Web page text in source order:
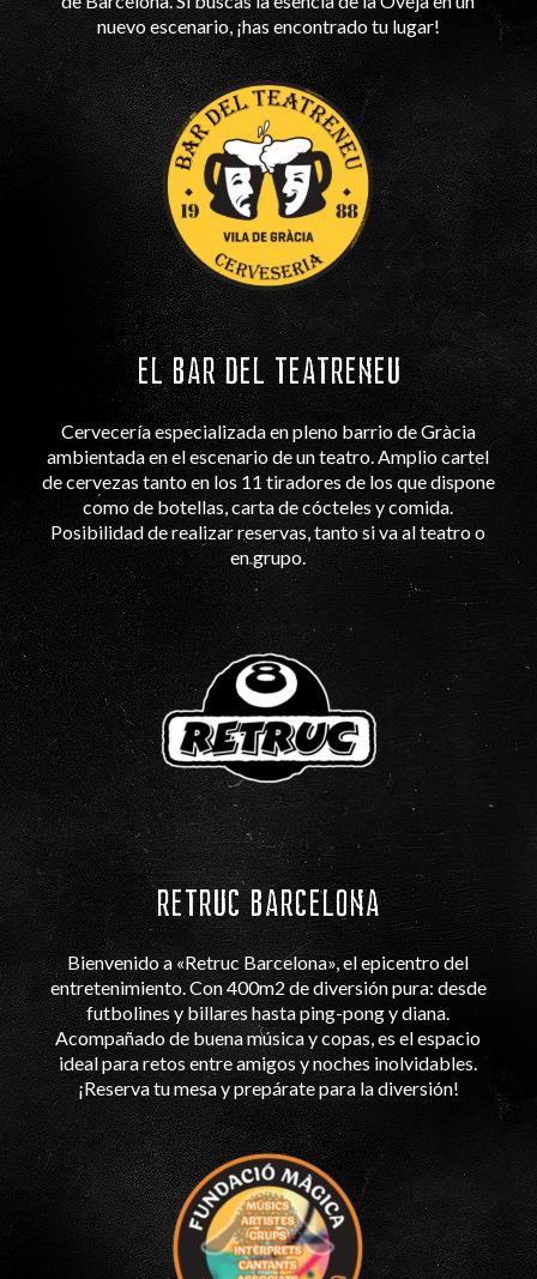
nuevo escenario, ¡has encontrado tu lugar!
EL BAR DEL TEATRENEU
Cervecería especializada en pleno barrio de Gràcia
ambientada en el escenario de un teatro. Amplio cartel
de cervezas tanto en los 11 tiradores de los que dispone
como de botellas, carta de cócteles y comida.
Posibilidad de realizar reservas, tanto si va al teatro o
en grupo.
RETRUC BARCELONA
Bienvenido a «Retruc Barcelona», el epicentro del
entretenimiento. Con 400m2 de diversión pura: desde
futbolines y billares hasta ping-pong y diana.
Acompañado de buena música y copas, es el espacio
ideal para retos entre amigos y noches inolvidables.
¡Reserva tu mesa y prepárate para la diversión!